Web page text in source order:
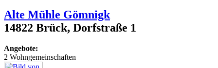
Alte Mühle Gömnigk
14822 Brück, Dorfstraße 1
Angebote:
2 Wohngemeinschaften